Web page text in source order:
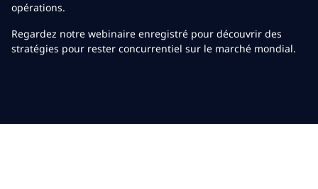
opérations.
Regardez notre webinaire enregistré pour découvrir des
stratégies pour rester concurrentiel sur le marché mondial.